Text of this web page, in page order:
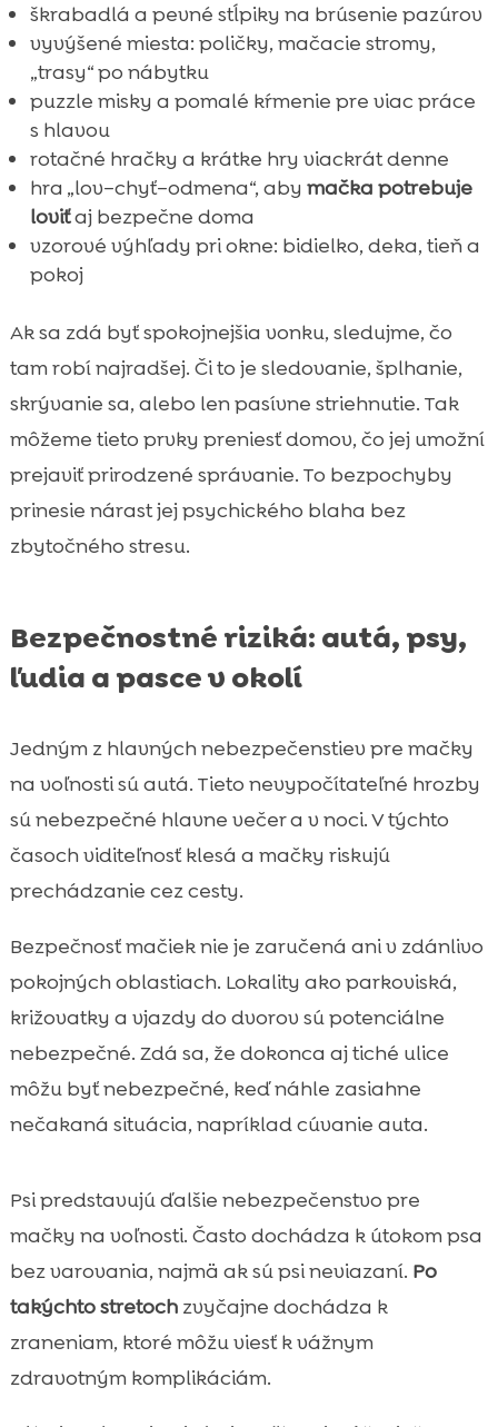
škrabadlá a pevné stĺpiky na brúsenie pazúrov
vyvýšené miesta: poličky, mačacie stromy,
„trasy“ po nábytku
puzzle misky a pomalé kŕmenie pre viac práce
s hlavou
rotačné hračky a krátke hry viackrát denne
hra „lov–chyť–odmena“, aby mačka potrebuje
loviťaj bezpečne doma
vzorové výhľady pri okne: bidielko, deka, tieň a
pokoj
Ak sa zdá byť spokojnejšia vonku, sledujme, čo
tam robí najradšej. Či to je sledovanie, šplhanie,
skrývanie sa, alebo len pasívne striehnutie. Tak
môžeme tieto prvky preniesť domov, čo jej umožní
prejaviť prirodzené správanie. To bezpochyby
prinesie nárast jej psychického blaha bez
zbytočného stresu.
Bezpečnostné riziká: autá, psy,
ľudia a pasce v okolí
Jedným z hlavných nebezpečenstiev pre mačky
na voľnosti sú autá. Tieto nevypočítateľné hrozby
sú nebezpečné hlavne večer a v noci. V týchto
časoch viditeľnosť klesá a mačky riskujú
prechádzanie cez cesty.
Bezpečnosť mačiek nie je zaručená ani v zdánlivo
pokojných oblastiach. Lokality ako parkoviská,
križovatky a vjazdy do dvorov sú potenciálne
nebezpečné. Zdá sa, že dokonca aj tiché ulice
môžu byť nebezpečné, keď náhle zasiahne
nečakaná situácia, napríklad cúvanie auta.
Psi predstavujú ďalšie nebezpečenstvo pre
mačky na voľnosti. Často dochádza k útokom psa
bez varovania, najmä ak sú psi neviazaní. Po
takýchto stretochzvyčajne dochádza k
zraneniam, ktoré môžu viesť k vážnym
zdravotným komplikáciám.